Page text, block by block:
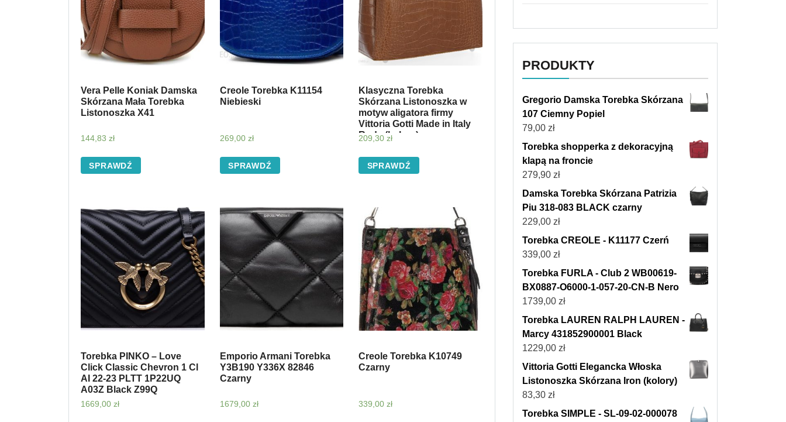
Vera Pelle Koniak Damska
Skórzana Mała Torebka
Listonoszka X41
144,83 zł
SPRAWDŹ
Creole Torebka K11154
Niebieski
269,00 zł
SPRAWDŹ
Klasyczna Torebka
Skórzana Listonoszka w
motyw aligatora firmy
Vittoria Gotti Made in Italy
Ruda (kolory)
209,30zł
SPRAWDŹ
Torebka PINKO – Love
Click Classic Chevron 1 Cl
AI 22-23 PLTT 1P22UQ
A03Z Black Z99Q
1669,00 zł
Emporio Armani Torebka
Y3B190 Y336X 82846
Czarny
1679,00 zł
Creole Torebka K10749
Czarny
339,00zł
PRODUKTY
Gregorio Damska Torebka Skórzana
107 Ciemny Popiel
79,00 zł
Torebka shopperka z dekoracyjną
klapą na froncie
279,90 zł
Damska Torebka Skórzana Patrizia
Piu 318-083 BLACK czarny
229,00 zł
Torebka CREOLE - K11177 Czerń
339,00 zł
Torebka FURLA - Club 2 WB00619-
BX0887-O6000-1-057-20-CN-B Nero
1739,00 zł
Torebka LAUREN RALPH LAUREN -
Marcy 431852900001 Black
1229,00 zł
Vittoria Gotti Elegancka Włoska
Listonoszka Skórzana Iron (kolory)
83,30 zł
Torebka SIMPLE - SL-09-02-000078